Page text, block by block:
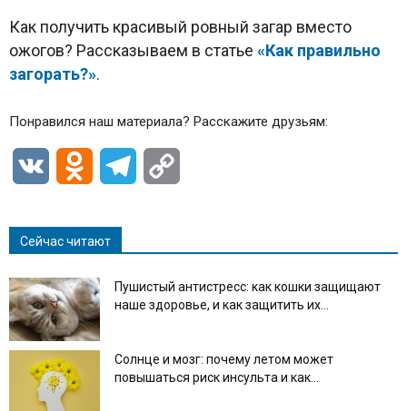
Как получить красивый ровный загар вместо
ожогов? Рассказываем в статье «Как правильно
загорать?».
Понравился наш материала? Расскажите друзьям:
VK Odnoklassniki
Telegram
Сейчас читают
Пушистый антистресс: как кошки защищают
наше здоровье, и как защитить их...
Солнце и мозг: почему летом может
повышаться риск инсульта и как...